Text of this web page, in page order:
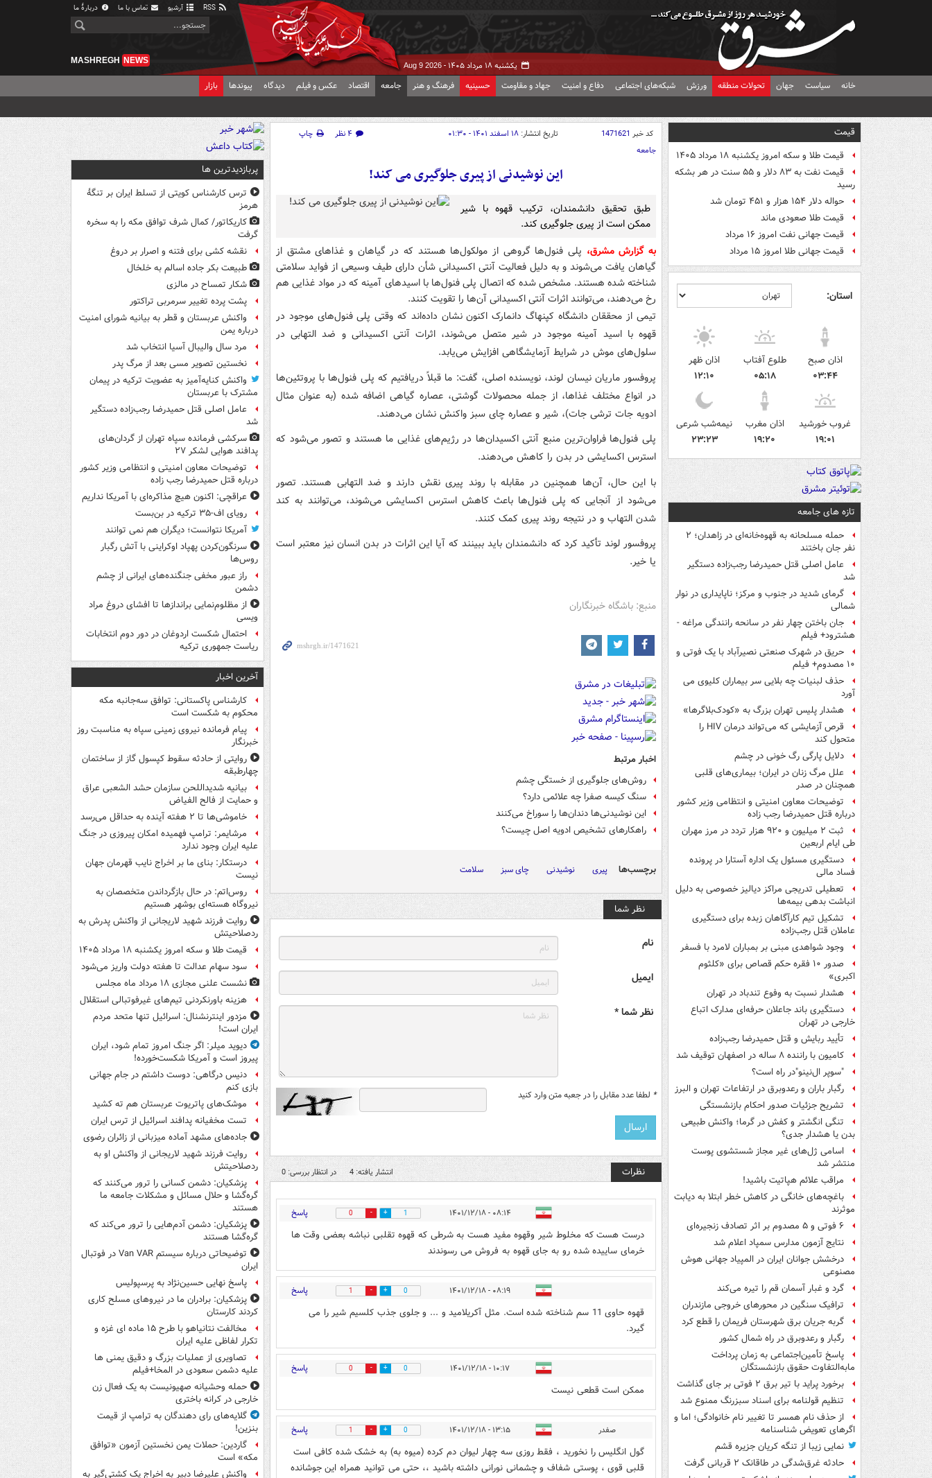
آرشیو تماس با ما دربارهٔ ما
یکشنبه ۱۸ مرداد ۱۴۰۵ - Aug 9 2026
MASHREGH NEWS
خانه سیاست جهان تحولات منطقه ورزش شبکه‌های اجتماعی دفاع و امنیت جهاد و مقاومت حسینیه فرهنگ و هنر جامعه اقتصاد عکس و فیلم دیدگاه پیوندها بازار
قیمت
قیمت طلا و سکه امروز یکشنبه ۱۸ مرداد ۱۴۰۵
قیمت نفت به ۸۳ دلار و ۵۵ سنت در هر بشکه
رسید
حواله دلار ۱۵۴ هزار و ۴۵۱ تومان شد
قیمت طلا صعودی ماند
قیمت جهانی نفت امروز ۱۶ مرداد
قیمت جهانی طلا امروز ۱۵ مرداد
استان:
اذان صبح
۰۳:۴۴
طلوع آفتاب
۰۵:۱۸
اذان ظهر
۱۲:۱۰
غروب خورشید
۱۹:۰۱
اذان مغرب
۱۹:۲۰
نیمه‌شب شرعی
۲۳:۲۳
تازه های جامعه
حمله مسلحانه به قهوه‌خانه‌ای در زاهدان؛ ۲
نفر جان باختند
عامل اصلی قتل حمیدرضا رجب‌زاده دستگیر
شد
گرمای شدید در جنوب و مرکز؛ ناپایداری در نوار
شمالی
جان باختن چهار نفر در سانحه رانندگی مراغه -
هشترود+ فیلم
حریق در شهرک صنعتی نصیرآباد با یک فوتی و
۱۰ مصدوم+ فیلم
حذف لبنیات چه بلایی سر بیماران کلیوی می
آورد
هشدار پلیس تهران بزرگ به «کودک‌بلاگرها»
قرص آزمایشی که می‌تواند درمان HIV را
متحول کند
دلایل پارگی رگ خونی در چشم
علل مرگ زنان در ایران؛ بیماری‌های قلبی
همچنان در صدر
توضیحات معاون امنیتی و انتظامی وزیر کشور
درباره قتل حمیدرضا رجب زاده
ثبت ۲ میلیون و ۹۲۰ هزار تردد در مرز مهران
طی ایام اربعین
دستگیری مسئول یک اداره آستارا در پرونده
فساد مالی
تعطیلی تدریجی مراکز دیالیز خصوصی به دلیل
انباشت بدهی بیمه‌ها
تشکیل تیم کارآگاهان زبده برای دستگیری
عاملان قتل رجب‌زاده
وجود شواهدی مبنی بر بمباران لامرد با فسفر
صدور ۱۰ فقره حکم قصاص برای «کلثوم
اکبری»
هشدار نسبت به وفوع تندباد در تهران
دستگیری باند جاعلان حرفه‌ای مدارک اتباع
خارجی در تهران
تأیید ربایش و قتل حمیدرضا رجب‌زاده
کامیون با راننده ۸ ساله در اصفهان توقیف شد
"سوپر ال‌نینو"در راه است؟
رگبار باران و رعدوبرق در ارتفاعات تهران و البرز
تشریح جزئیات صدور احکام بازنشستگی
تنگی انگشتر و کفش در گرما؛ واکنش طبیعی
بدن یا هشدار جدی؟
اسامی ژل‌های غیر مجاز شستشوی پوست
منتشر شد
مراقب علائم هپاتیت باشید!
باغچه‌های خانگی در کاهش خطر ابتلا به دیابت
موثرند
۶ فوتی و ۵ مصدوم بر اثر تصادف زنجیره‌ای
نتایج آزمون مدارس سمپاد اعلام شد
درخشش جوانان ایران در المپیاد جهانی هوش
مصنوعی
گرد و غبار آسمان قم را تیره می‌کند
ترافیک سنگین در محورهای خروجی مازندران
گربه جریان برق شهرستان فریمان را قطع کرد
رگبار و رعدوبرق در راه شمال کشور
پاسخ تأمین‌اجتماعی به زمان پرداخت
مابه‌التفاوت حقوق بازنشستگان
برخورد پراید با تیر برق ۲ فوتی بر جای گذاشت
تنظیم قولنامه برای اسناد سبزرنگ ممنوع شد
از حذف نام همسر تا تغییر نام خانوادگی؛ اما و
اگرهای تعویض شناسنامه
نمایی زیبا از تنگه کریان جزیره قشم
حادثه غرق‌شدگی در طاقانک ۲ قربانی گرفت
کد خبر 1471621 تاریخ انتشار: ۱۸ اسفند ۱۴۰۱ - ۰۱:۳۰ ۴ نظر
چاپ
جامعه
این نوشیدنی از پیری جلوگیری می کند!
طبق تحقیق دانشمندان، ترکیب قهوه با شیر
ممکن است از پیری جلوگیری کند.
به گزارش مشرق، پلی فنول‌ها گروهی از مولکول‌ها هستند که در گیاهان و غذاهای مشتق از
گیاهان یافت می‌شوند و به دلیل فعالیت آنتی اکسیدانی شأن دارای طیف وسیعی از فواید سلامتی
شناخته شده هستند. مشخص شده که اتصال پلی فنول‌ها با اسیدهای آمینه که در مواد غذایی هم
رخ می‌دهند، می‌توانند اثرات آنتی اکسیدانی آن‌ها را تقویت کنند.
تیمی از محققان دانشگاه کپنهاگ دانمارک اکنون نشان داده‌اند که وقتی پلی فنول‌های موجود در
قهوه با اسید آمینه موجود در شیر متصل می‌شوند، اثرات آنتی اکسیدانی و ضد التهابی در
سلول‌های موش در شرایط آزمایشگاهی افزایش می‌یابد.
پروفسور ماریان نیسان لوند، نویسنده اصلی، گفت: ما قبلاً دریافتیم که پلی فنول‌ها با پروتئین‌ها
در انواع مختلف غذاها، از جمله محصولات گوشتی، عصاره گیاهی اضافه شده (به عنوان مثال
ادویه جات ترشی جات)، شیر و عصاره چای سبز واکنش نشان می‌دهند.
پلی فنول‌ها فراوان‌ترین منبع آنتی اکسیدان‌ها در رژیم‌های غذایی ما هستند و تصور می‌شود که
استرس اکسایشی در بدن را کاهش می‌دهند.
با این حال، آن‌ها همچنین در مقابله با روند پیری نقش دارند و ضد التهابی هستند. تصور
می‌شود از آنجایی که پلی فنول‌ها باعث کاهش استرس اکسایشی می‌شوند، می‌توانند به کند
شدن التهاب و در نتیجه روند پیری کمک کنند.
پروفسور لوند تأکید کرد که دانشمندان باید ببینند که آیا این اثرات در بدن انسان نیز معتبر است
یا خیر.
منبع: باشگاه خبرنگاران
اخبار مرتبط
روش‌های جلوگیری از خستگی چشم
سنگ کیسه صفرا چه علائمی دارد؟
این نوشیدنی‌ها دندان‌ها را سوراخ می‌کنند
راهکارهای تشخیص ادویه اصل چیست؟
برچسب‌ها پیری نوشیدنی چای سبز سلامت
نظر شما
نام
ایمیل
نظر شما *
* لطفا عدد مقابل را در جعبه متن وارد کنید
نظرات انتشار یافته: 4 در انتظار بررسی: 0
۰۸:۱۴ - ۱۴۰۱/۱۲/۱۸ 1
0 پاسخ
درست هست که مخلوط شیر وقهوه مفید هست به شرطی که قهوه تقلبی نباشه بعضی وقت ها
خرمای ساییده شده رو به جای قهوه به فروش می رسوندند
۰۸:۱۹ - ۱۴۰۱/۱۲/۱۸ 0
1 پاسخ
قهوه حاوی 11 سم شناخته شده است. مثل آکریلامید و ... و جلوی جذب کلسیم شیر را می
گیرد.
۱۰:۱۷ - ۱۴۰۱/۱۲/۱۸ 0
0 پاسخ
ممکن است قطعی نیست
صفدر ۱۳:۱۵ - ۱۴۰۱/۱۲/۱۸ 0
1 پاسخ
گول انگلیس را نخورید ، فقط روزی سه چهار لیوان دم کرده (میوه به) به خشک شده کافی است
قلبی قوی ، پوستی شفاف و چشمانی نورانی داشته باشید ،، حتی می توانید همراه این جوشانده
پربازدیدترین ها
ترس کارشناس کویتی از تسلط ایران بر تنگۀ
هرمز
کاریکاتور/ کمال شرف توافق مکه را به سخره
گرفت
نقشه کشی برای فتنه و اصرار بر دروغ
طبیعت بکر جاده اسالم به خلخال
شکار تمساح در مالزی
پشت پرده تغییر سرمربی تراکتور
واکنش عربستان و قطر به بیانیه شورای امنیت
درباره یمن
مرد سال والیبال آسیا انتخاب شد
نخستین تصویر مسی بعد از مرگ پدر
واکنش کنایه‌آمیز به عضویت ترکیه در پیمان
مشترک با عربستان
عامل اصلی قتل حمیدرضا رجب‌زاده دستگیر
شد
سرکشی فرمانده سپاه تهران از گردان‌های
پدافند هوایی لشکر ۲۷
توضیحات معاون امنیتی و انتظامی وزیر کشور
درباره قتل حمیدرضا رجب زاده
عراقچی: اکنون هیچ مذاکره‌ای با آمریکا نداریم
رویای اف-۳۵ ترکیه در بن‌بست
آمریکا نتوانست؛ دیگران هم نمی توانند
سرنگون‌کردن پهپاد اوکراینی با آتش رگبار
روس‌ها
راز عبور مخفی جنگنده‌های ایرانی از چشم
دشمن
از مظلوم‌نمایی براندازها تا افشای دروغ مراد
ویسی
احتمال شکست اردوغان در دور دوم انتخابات
ریاست جمهوری ترکیه
آخرین اخبار
کارشناس پاکستانی: توافق سه‌جانبه مکه
محکوم به شکست است
پیام فرمانده نیروی زمینی سپاه به مناسبت روز
خبرنگار
روایتی از حادثه سقوط کپسول گاز از ساختمان
چهارطبقه
بیانیه شدیداللحن سازمان حشد الشعبی عراق
و حمایت از فالح الفیاض
خاموشی‌ها تا ۲ هفته آینده به حداقل می‌رسد
مرشایمر: ترامپ فهمیده امکان پیروزی در جنگ
علیه ایران وجود ندارد
درستکار: بنای ما بر اخراج نایب قهرمان جهان
نیست
روس‌اتم: در حال بازگرداندن متخصصان به
نیروگاه هسته‌ای بوشهر هستیم
روایت فرزند شهید لاریجانی از واکنش پدرش به
ردصلاحیتش
قیمت طلا و سکه امروز یکشنبه ۱۸ مرداد ۱۴۰۵
سود سهام عدالت تا هفته دولت واریز می‌شود
نشست علنی مجازی ۱۸ مرداد ماه مجلس
هزینه باورنکردنی تیم‌های غیرفوتبالی استقلال
مزدور اینترنشنال: اسرائیل تنها متحد مردم
ایران است!
دیوید میلر: اگر جنگ امروز تمام شود، ایران
پیروز است و آمریکا شکست‌خورده!
دنیس درگاهی: دوست داشتم در جام جهانی
بازی کنم
موشک‌های پاتریوت عربستان هم ته‌ کشید
تست مخفیانه پدافند اسرائیل از ترس ایران
جاده‌های مشهد آماده میزبانی از زائران رضوی
روایت فرزند شهید لاریجانی از واکنش او به
ردصلاحیتش
پزشکیان: دشمن کسانی را ترور می‌کنند که
گره‌گشا و حلال مسائل و مشکلات جامعه ما
هستند
پزشکیان: دشمن آدم‌هایی را ترور می‌کند که
گره‌گشا هستند
توضیحاتی درباره سیستم Van VAR در فوتبال
ایران
پاسخ نهایی حسین‌نژاد به پرسپولیس
پزشکیان: برادران ما در نیروهای مسلح کاری
کردند کارستان
مخالفت نتانیاهو با طرح ۱۵ ماده ای غزه و
تکرار لفاظی علیه ایران
تصاویری از عملیات بزرگ و دقیق یمنی ها
علیه دشمن سعودی در المخا+فیلم
حمله وحشیانه صهیونیست به یک فعال زن
خارجی در کرانه باختری
گلایه‌های رای دهندگان به ترامپ از قیمت
بنزین!
گاردین: حملات یمن نخستین آزمون «توافق
مکه» است
واکنش علیرضا دبیر به اخراج یک کشتی‌گیر به